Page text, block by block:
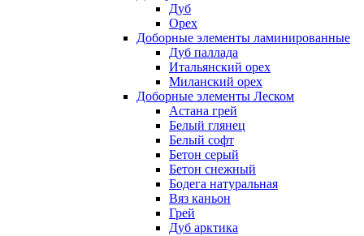
Дуб
Орех
Доборные элементы ламинированные
Дуб паллада
Итальянский орех
Миланский орех
Доборные элементы Леском
Астана грей
Белый глянец
Белый софт
Бетон серый
Бетон снежный
Бодега натуральная
Вяз каньон
Грей
Дуб арктика